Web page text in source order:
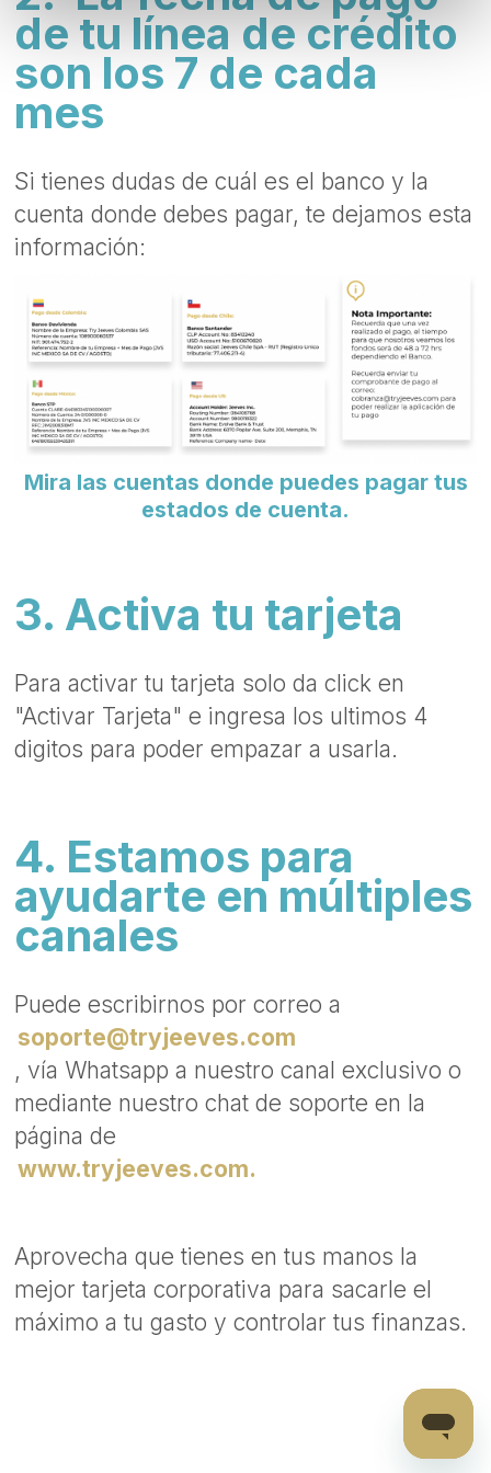
de tu línea de crédito
son los 7 de cada
mes
‍Si tienes dudas de cuál es el banco y la
cuenta donde debes pagar, te dejamos esta
información:
Mira las cuentas donde puedes pagar tus
estados de cuenta.
3. Activa tu tarjeta
Para activar tu tarjeta solo da click en
"Activar Tarjeta" e ingresa los ultimos 4
digitos para poder empazar a usarla.
4. Estamos para
ayudarte en múltiples
canales
Puede escribirnos por correo a
soporte@tryjeeves.com
, vía Whatsapp a nuestro canal exclusivo o
mediante nuestro chat de soporte en la
página de
www.tryjeeves.com.
Aprovecha que tienes en tus manos la
mejor tarjeta corporativa para sacarle el
máximo a tu gasto y controlar tus finanzas.